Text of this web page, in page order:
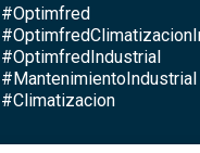
#Optimfred
#OptimfredIndustrial
#MantenimientoIndustrial
#Climatizacion